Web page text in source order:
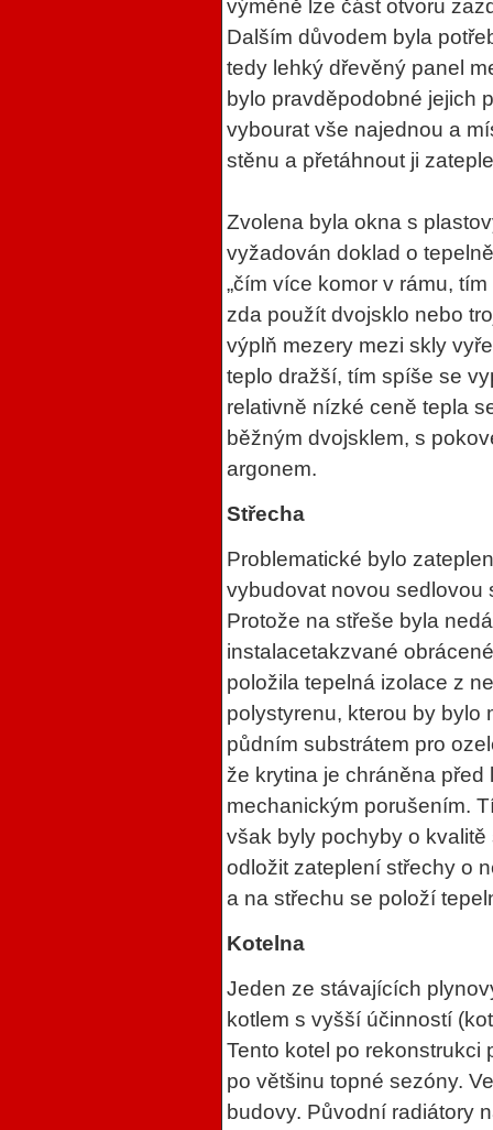
výměně lze část otvoru
Dalším důvodem byla
tedy lehký dřevěný panel
bylo pravděpodobné jejich
vybourat vše najednou a
stěnu a přetáhnout ji
Zvolena byla okna s
vyžadován doklad o
„čím více komor v rámu,
zda použít dvojsklo nebo
výplň mezery mezi skly
teplo dražší, tím spíše se
relativně nízké ceně tepla
běžným dvojsklem, s
argonem.
Střecha
Problematické bylo
vybudovat novou sedlovou
Protože na střeše byla
instalacetakzvané
položila tepelná izolace z
polystyrenu, kterou by bylo
půdním substrátem pro
že krytina je chráněna
mechanickým porušením.
však byly pochyby o
odložit zateplení střechy o
a na střechu se položí
Kotelna
Jeden ze stávajících
kotlem s vyšší účinností
Tento kotel po
po většinu topné sezóny.
budovy. Původní radiátory